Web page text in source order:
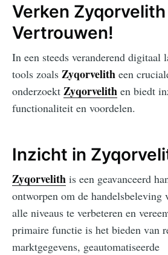
Verken
Vertrouwen!
In een steeds veranderend digitaal
tools zoals Zyqorvelith een
onderzoekt Zyqorvelith en biedt
functionaliteit en voordelen.
Inzicht in
Zyqorvelith is een geavanceerd
ontworpen om de handelsbeleving
alle niveaus te verbeteren en
primaire functie is het bieden van
marktgegevens, geautomatiseerde